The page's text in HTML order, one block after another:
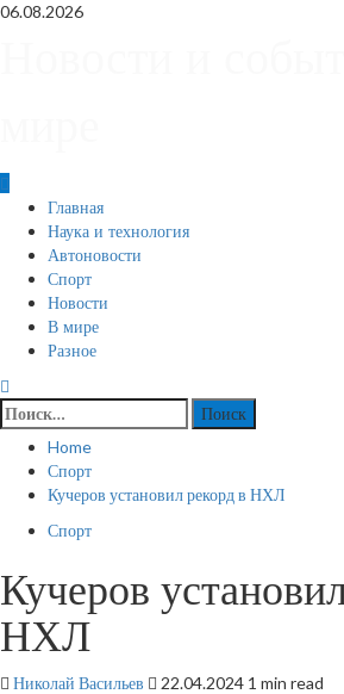
Skip
06.08.2026
Primary
Menu
Главная
Наука и технология
Автоновости
Спорт
Новости
В мире
Разное
Найти:
Home
Спорт
Кучеров установил рекорд в НХЛ
Спорт
Кучеров
НХЛ
Николай Васильев 22.04.2024 1 min read